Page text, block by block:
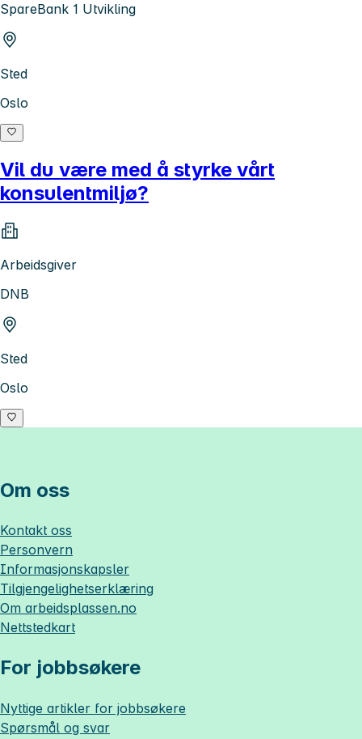
SpareBank 1 Utvikling
Sted
Oslo
Vil du være med å styrke vårt
konsulentmiljø?
Arbeidsgiver
DNB
Sted
Oslo
Om oss
Kontakt oss
Personvern
Informasjonskapsler
Tilgjengelighetserklæring
Om arbeidsplassen.no
Nettstedkart
For jobbsøkere
Nyttige artikler for jobbsøkere
Spørsmål og svar